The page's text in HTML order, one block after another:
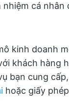
cá
kinh doanh
khách hàng
bạn cung
hoặc giấy